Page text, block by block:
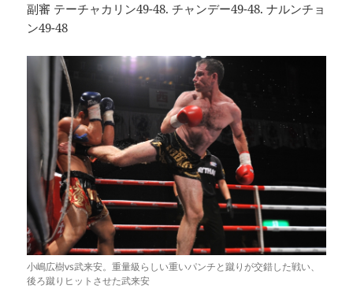
副審 テーチャカリン49-48. チャンデー49-48. ナルンチョ
ン49-48
小嶋広樹vs武来安。重量級らしい重いパンチと蹴りが交錯した戦い、
後ろ蹴りヒットさせた武来安